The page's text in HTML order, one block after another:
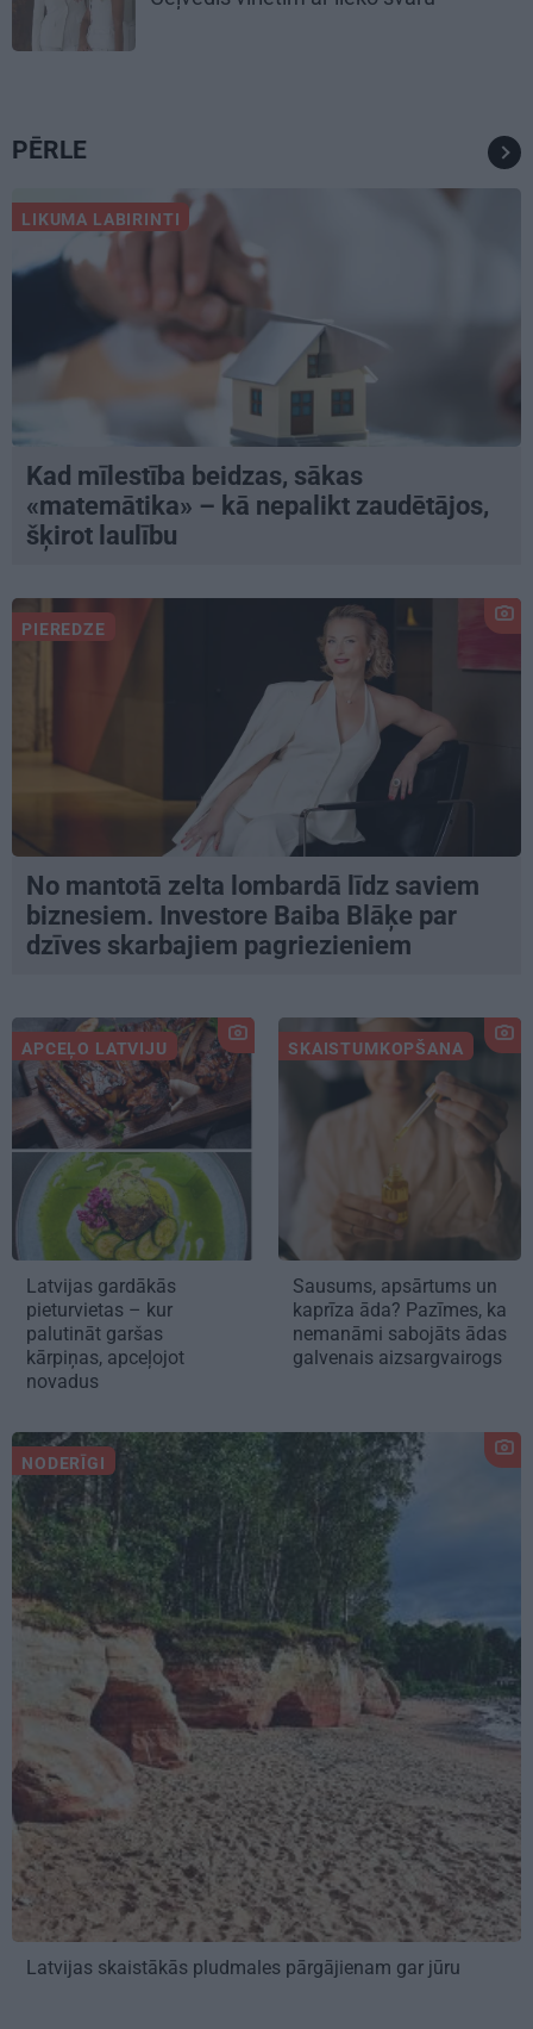
PĒRLE
LIKUMA LABIRINTI
Kad mīlestība beidzas, sākas
«matemātika» – kā nepalikt zaudētājos,
šķirot laulību
PIEREDZE
No mantotā zelta lombardā līdz saviem
biznesiem. Investore Baiba Blāķe par
dzīves skarbajiem pagriezieniem
APCEĻO LATVIJU
Latvijas gardākās
pieturvietas – kur
palutināt garšas
kārpiņas, apceļojot
novadus
SKAISTUMKOPŠANA
Sausums, apsārtums un
kaprīza āda? Pazīmes, ka
nemanāmi sabojāts ādas
galvenais aizsargvairogs
NODERĪGI
Latvijas skaistākās pludmales pārgājienam gar jūru